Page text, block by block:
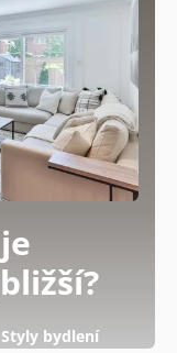
Styly bydlení